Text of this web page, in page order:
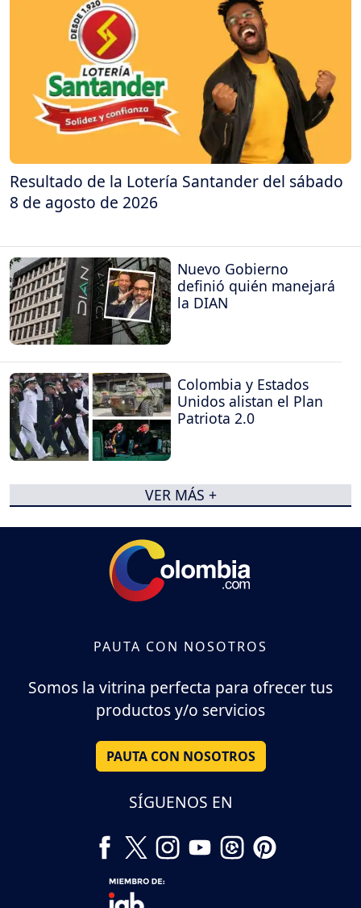
Resultado de la Lotería Santander del sábado
8 de agosto de 2026
Nuevo Gobierno
definió quién manejará
la DIAN
Colombia y Estados
Unidos alistan el Plan
Patriota 2.0
VER MÁS +
PAUTA CON NOSOTROS
Somos la vitrina perfecta para ofrecer tus
productos y/o servicios
PAUTA CON NOSOTROS
SÍGUENOS EN